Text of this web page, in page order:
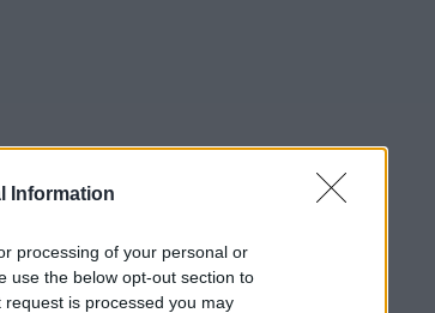
Information
processing of your personal or
use the below opt-out section to
is processed you may